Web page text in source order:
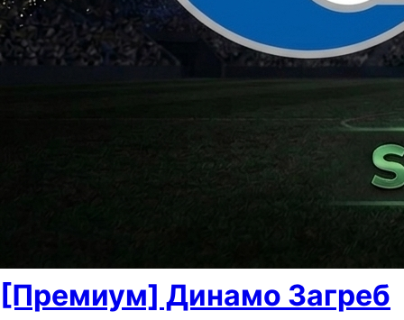
[Премиум] Динамо Загреб